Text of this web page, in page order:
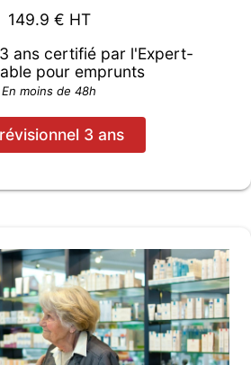
149.9 € HT
ans certifié par l'Expert-
pour emprunts
En moins de 48h
3 ans